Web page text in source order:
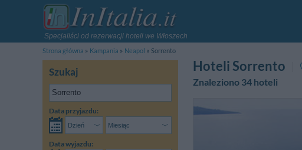
Specjaliści od rezerwacji hoteli we Włoszech
Strona główna
Kampania Neapol Sorrento
Szukaj
Data przyjazdu:
Data wyjazdu:
Hoteli Sorrento
Znaleziono 34 hoteli